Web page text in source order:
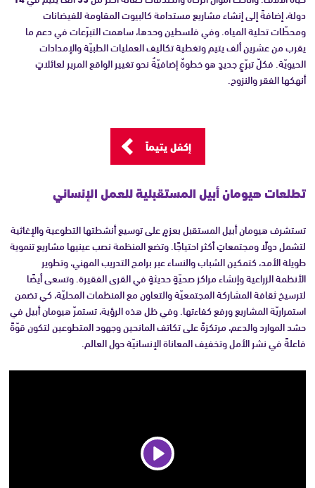
دولة، إضافةً إلى إنشاء مشاريع مستدامة كالبيوت المقاومة للفيضانات
ومحطّات تحلية المياه. وفي فلسطين وحدها، ساهمت التبرّعات في دعم ما
يقرب من عشرين ألف يتيم وتغطية تكاليف العمليات الطبيّة والإمدادات
الحيويّة. فكلّ تبرّعٍ جديدٍ هو خطوةٌ إضافيّةٌ نحو تغيير الواقع المرير لعائلاتٍ
أنهكها الفقر والنزوح.
إكفل يتيماً
تطلعات هيومان أبيل المستقبلية للعمل الإنساني
تستشرف هيومان أبيل المستقبل بعزمٍ على توسيع أنشطتها التطوعية والإغاثية
لتشمل دولًا ومجتمعاتٍ أكثر احتياجًا. وتضع المنظمة نصب عينيها مشاريع تنموية
طويلة الأمد، كتمكين الشباب والنساء عبر برامج التدريب المهني، وتطوير
الأنظمة الزراعية وإنشاء مراكز صحيّةٍ حديثةٍ في القرى الفقيرة. وتسعى أيضًا
لترسيخ ثقافة المشاركة المجتمعيّة والتعاون مع المنظمات المحليّة، كي تضمن
استمراريّة المشاريع ورفع كفاءتها. وفي ظل هذه الرؤية، تستمرّ هيومان أبيل في
حشد الموارد والدعم، مرتكزةً على تكاتف المانحين وجهود المتطوعين لتكون قوّةً
فاعلةً في نشر الأمل وتخفيف المعاناة الإنسانيّة حول العالم.
Play